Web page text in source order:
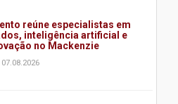
reúne especialistas em
inteligência artificial e
no Mackenzie
07.08.2026